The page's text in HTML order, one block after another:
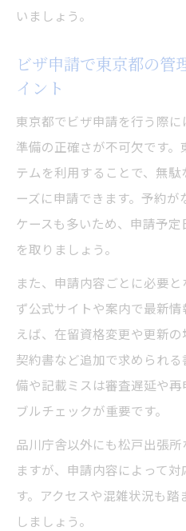
いましょう。
ビザ申請で東京都の管
イント
東京都でビザ申請を行う際
準備の正確さが不可欠です
テムを利用することで、無
ーズに申請できます。予約
ケースも多いため、申請予
を取りましょう。
また、申請内容ごとに必要
ず公式サイトや案内で最新
えば、在留資格変更や更新
契約書など追加で求められ
備や記載ミスは審査遅延や
ブルチェックが重要です。
品川庁舎以外にも松戸出張
ますが、申請内容によって
す。アクセスや混雑状況も
しましょう。